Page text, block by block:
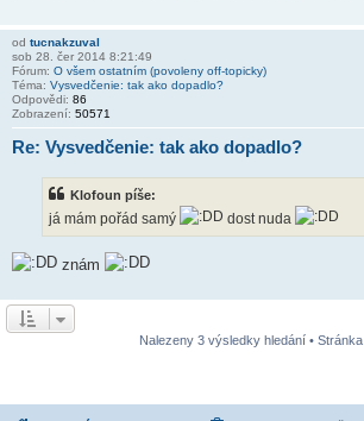
od tucnakzuval
sob 28. čer 2014 8:21:49
Fórum: O všem ostatním (povoleny off-topicky)
Téma: Vysvedčenie: tak ako dopadlo?
Odpovědi: 86
Zobrazení: 50571
Re: Vysvedčenie: tak ako dopadlo?
Klofoun píše:
já mám pořád samý dost nuda
znám
Nalezeny 3 výsledky hledání • Stránka